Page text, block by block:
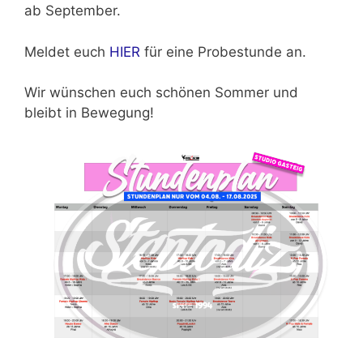
ab September.
Meldet euch HIER für eine Probestunde an.
Wir wünschen euch schönen Sommer und
bleibt in Bewegung!